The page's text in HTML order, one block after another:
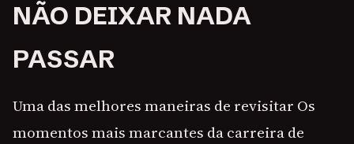
NÃO DEIXAR NADA
PASSAR
Uma das melhores maneiras de revisitar Os
momentos mais marcantes da carreira de